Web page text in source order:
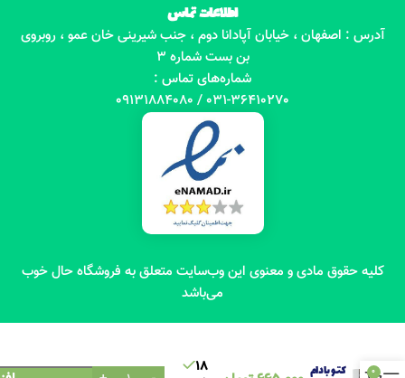
اطلاعات تماس
آدرس : اصفهان ، خیابان آپادانا دوم ، جنب شیرینی خان عمو ، روبروی
بن بست شماره 3
شماره‌های تماس :
031-36410270 / 09131884080
کلیه حقوق مادی و معنوی این وب‌سایت متعلق به فروشگاه حال خوب
می‌باشد
کتو بادام
18 0